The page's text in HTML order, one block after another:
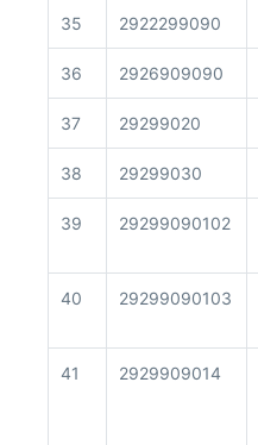
35 2922299090
36 2926909090
37 29299020
38 29299030
39 29299090102
40 29299090103
41 2929909014